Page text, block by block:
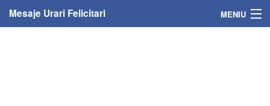
Mesaje Urari Felicitari MENIU